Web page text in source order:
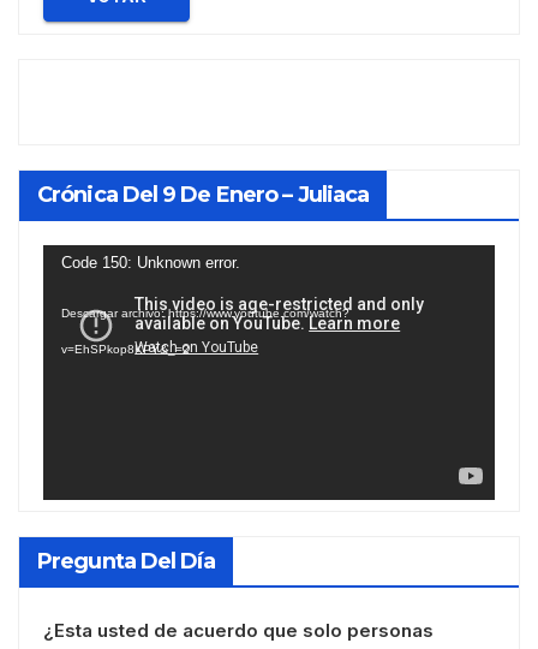
Crónica Del 9 De Enero – Juliaca
Reproductor
vídeo
Code 150: Unknown error.
Descargar archivo: https://www.youtube.com/watch?
v=EhSPkop8KPY&_=2
Pregunta Del Día
¿Esta usted de acuerdo que solo personas